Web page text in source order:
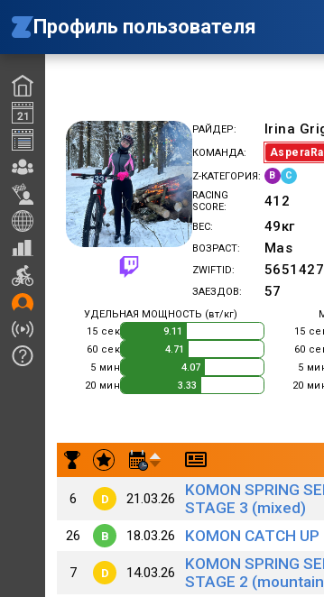
Профиль пользователя
РАЙДЕР Irina
КОМАНДА
Z-КАТЕГОРИЯ B
C
RACING
SCORE
412
ВЕС 49кг
ВОЗРАСТ Mas
ZWIFTID 5651427
ЗАЕЗДОВ 57
УДЕЛЬНАЯ МОЩНОСТЬ (вт/кг)
15 сек
9.11
60 сек
4.71
5 мин
4.07
20 мин
3.33
15
60
5
20
Результаты заездов Irina Grigorieva(WA)|Aspera Racing
6 D 21.03.26
KOMON SPRING
STAGE 3 (mixed)
26 B 18.03.26 KOMON CATCH UP
7 D 14.03.26
KOMON SPRING
STAGE 2